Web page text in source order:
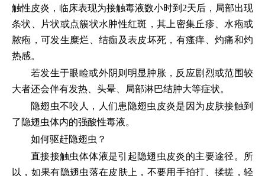
触性皮炎，临床表现为接触毒液数小时到2天后，局部出现
条状、片状或点簇状水肿性红斑，其上密集丘疹、水疱或
脓疱，可发生糜烂、结痂及表皮坏死，有瘙痒、灼痛和灼
热感。
若发生于眼睑或外阴则明显肿胀，反应剧烈或范围较
大者还会伴有发热、头晕、局部淋巴结肿大等症状。
隐翅虫不咬人，人们患隐翅虫皮炎是因为皮肤接触到
了隐翅虫体内的强酸性毒液。
如何驱赶隐翅虫？
直接接触虫体体液是引起隐翅虫皮炎的主要途径。所
以，如果有隐翅虫落在皮肤上，不要用手拍打、揉搓，轻